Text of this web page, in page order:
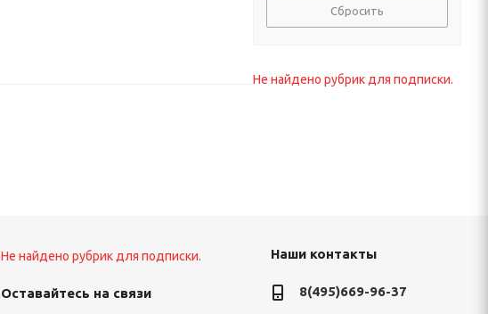
Сбросить
Не найдено рубрик для подписки.
Не найдено рубрик для подписки.
Оставайтесь на связи
Наши контакты
8(495)669-96-37